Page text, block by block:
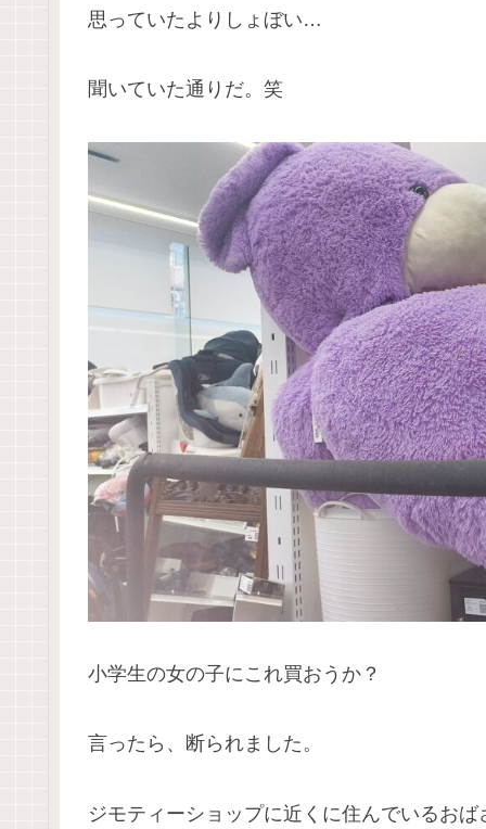
思っていたよりしょぼい…
聞いていた通りだ。笑
小学生の女の子にこれ買おうか？
言ったら、断られました。
ジモティーショップに近くに住んでいるお